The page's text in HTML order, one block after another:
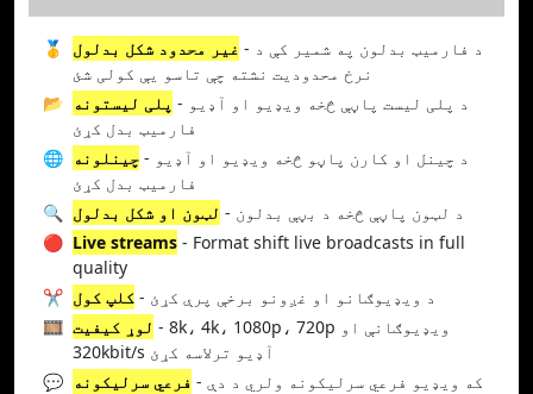
🥇 غیر محدود شکل بدلول - د فارمیټ بدلون په شمیر کې د
نرخ محدودیت نشته چې تاسو یې کولی شئ
📂 پلی لیستونه - د پلی لیست پاڼې څخه ویډیو او آډیو
فارمیټ بدل کړئ
🌐 چینلونه - د چینل او کارن پاڼو څخه ویډیو او آډیو
فارمیټ بدل کړئ
🔍 لټون او شکل بدلول
- د لټون پاڼې څخه د بڼې بدلون
🔴 Live streams - Format shift live broadcasts in full
quality
✂️ کلپ کول
- د ویډیوګانو او غږونو برخې پرې کړئ
🎞️ لوړ کیفیت - 8k، 4k، 1080p، 720p ویډیوګانې او
320kbit/s آډیو ترلاسه کړئ
💬 فرعي سرلیکونه - که ویډیو فرعي سرلیکونه ولري د دې